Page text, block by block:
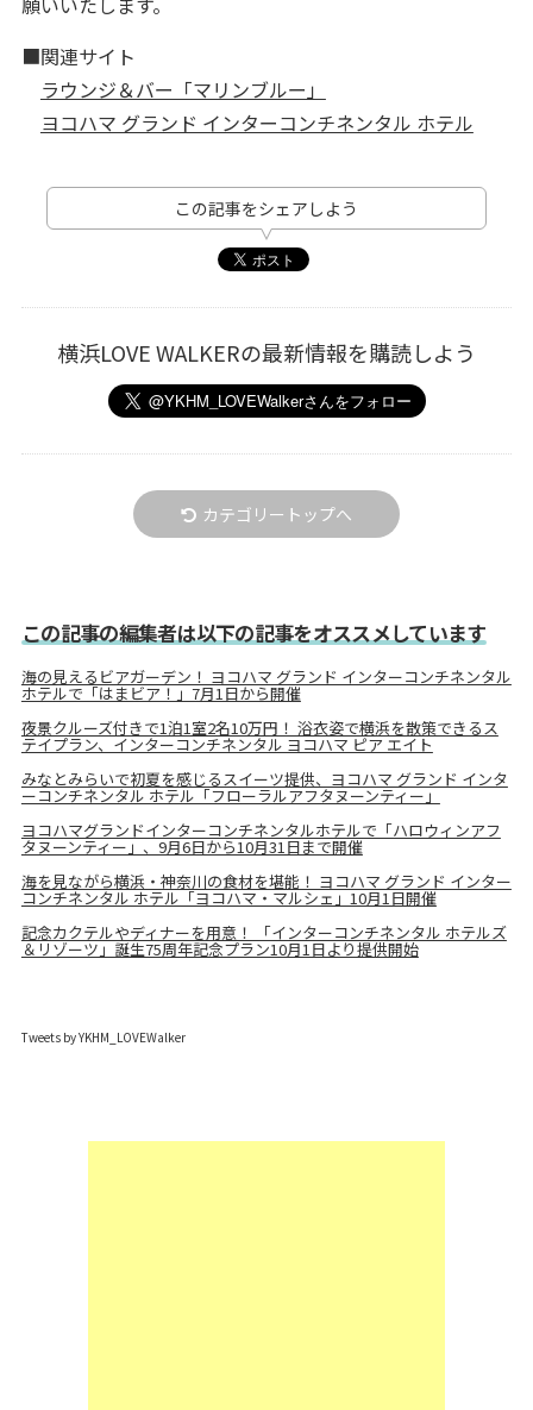
■関連サイト
ラウンジ＆バー「マリンブルー」
ヨコハマ グランド インターコンチネンタル ホテル
この記事をシェアしよう
横浜LOVE WALKERの最新情報を購読しよう
カテゴリートップへ
この記事の編集者は以下の記事をオススメしています
海の見えるビアガーデン！ ヨコハマ グランド インターコンチネンタル
ホテルで「はまビア！」7月1日から開催
夜景クルーズ付きで1泊1室2名10万円！ 浴衣姿で横浜を散策できるス
テイプラン、インターコンチネンタル ヨコハマ ピア エイト
みなとみらいで初夏を感じるスイーツ提供、ヨコハマ グランド インタ
ーコンチネンタル ホテル「フローラルアフタヌーンティー」
ヨコハマグランドインターコンチネンタルホテルで「ハロウィンアフ
タヌーンティー」、9月6日から10月31日まで開催
海を見ながら横浜・神奈川の食材を堪能！ ヨコハマ グランド インター
コンチネンタル ホテル「ヨコハマ・マルシェ」10月1日開催
記念カクテルやディナーを用意！ 「インターコンチネンタル ホテルズ
＆リゾーツ」誕生75周年記念プラン10月1日より提供開始
Tweets by YKHM_LOVEWalker